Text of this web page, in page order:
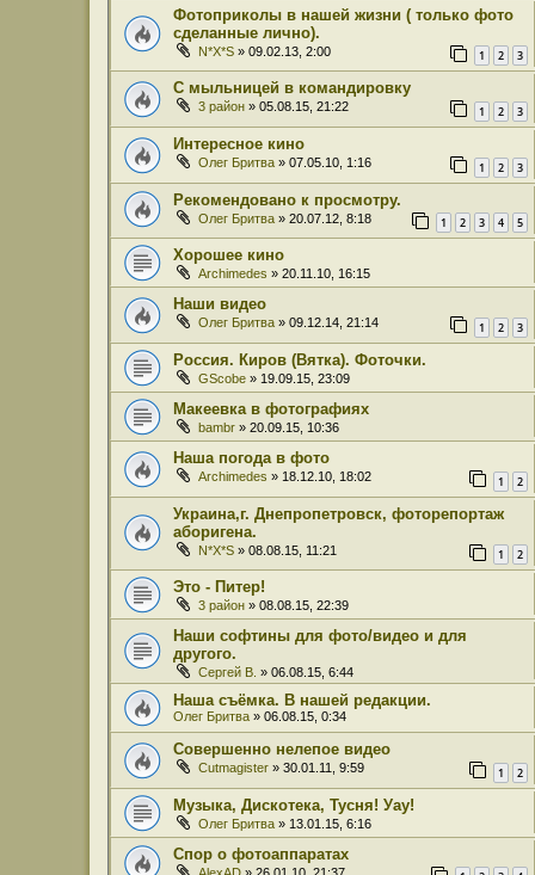
Фотоприколы в нашей жизни ( только фото
сделанные лично).
N*X*S » 09.02.13, 2:00 1 2 3
С мыльницей в командировку
3 район » 05.08.15, 21:22 1 2 3
Интересное кино
Олег Бритва » 07.05.10, 1:16 1 2 3
Рекомендовано к просмотру.
Олег Бритва » 20.07.12, 8:18 1 2 3 4 5
Хорошее кино
Archimedes » 20.11.10, 16:15
Наши видео
Олег Бритва » 09.12.14, 21:14 1 2 3
Россия. Киров (Вятка). Фоточки.
GScobe » 19.09.15, 23:09
Макеевка в фотографиях
bambr » 20.09.15, 10:36
Наша погода в фото
Archimedes » 18.12.10, 18:02 1 2
Украина,г. Днепропетровск, фоторепортаж
аборигена.
N*X*S » 08.08.15, 11:21 1 2
Это - Питер!
3 район » 08.08.15, 22:39
Наши софтины для фото/видео и для
другого.
Сергей В. » 06.08.15, 6:44
Наша съёмка. В нашей редакции.
Олег Бритва » 06.08.15, 0:34
Совершенно нелепое видео
Cutmagister » 30.01.11, 9:59 1 2
Музыка, Дискотека, Тусня! Уау!
Олег Бритва » 13.01.15, 6:16
Спор о фотоаппаратах